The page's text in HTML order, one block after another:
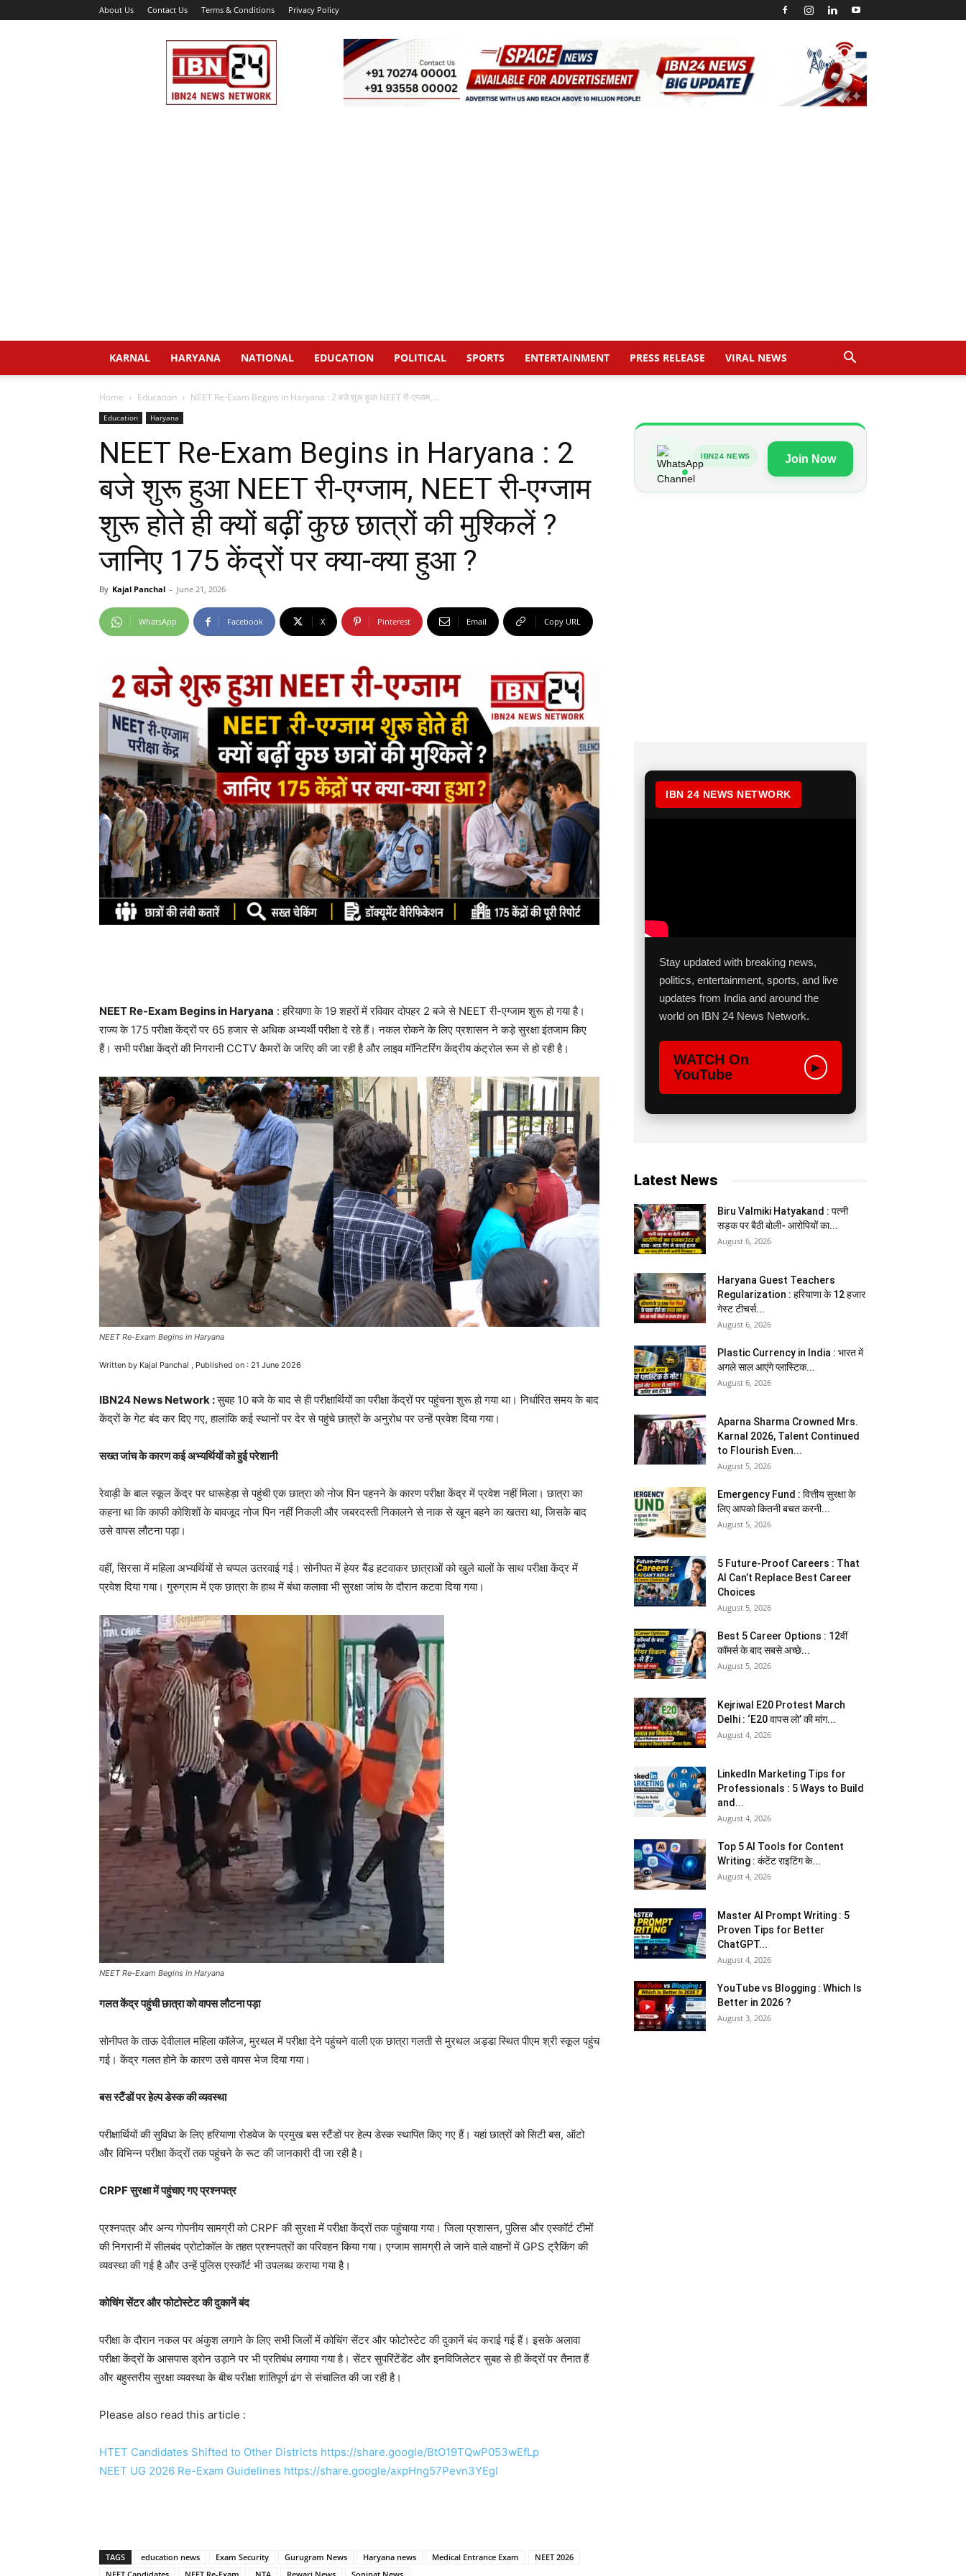
About Us Contact Us Terms & Conditions Privacy Policy
IBN
24
News
KARNAL HARYANA NATIONAL EDUCATION POLITICAL SPORTS ENTERTAINMENT PRESS RELEASE VIRAL NEWS
Home Education NEET Re-Exam Begins in Haryana : 2 बजे शुरू हुआ NEET री-एग्जाम,...
Education Haryana
NEET Re-Exam Begins in Haryana : 2
बजे शुरू हुआ NEET री-एग्जाम, NEET री-एग्जाम
शुरू होते ही क्यों बढ़ीं कुछ छात्रों की मुश्किलें ?
जानिए 175 केंद्रों पर क्या-क्या हुआ ?
By Kajal Panchal - June 21, 2026
WhatsApp Facebook X Pinterest Email Copy URL
NEET Re-Exam Begins in Haryana : हरियाणा के 19 शहरों में रविवार दोपहर 2 बजे से NEET री-एग्जाम शुरू हो गया है।
राज्य के 175 परीक्षा केंद्रों पर 65 हजार से अधिक अभ्यर्थी परीक्षा दे रहे हैं। नकल रोकने के लिए प्रशासन ने कड़े सुरक्षा इंतजाम किए
हैं। सभी परीक्षा केंद्रों की निगरानी CCTV कैमरों के जरिए की जा रही है और लाइव मॉनिटरिंग केंद्रीय कंट्रोल रूम से हो रही है।
NEET Re-Exam Begins in Haryana
Written by Kajal Panchal , Published on : 21 June 2026
IBN24 News Network :सुबह 10 बजे के बाद से ही परीक्षार्थियों का परीक्षा केंद्रों पर पहुंचना शुरू हो गया था। निर्धारित समय के बाद
केंद्रों के गेट बंद कर दिए गए, हालांकि कई स्थानों पर देर से पहुंचे छात्रों के अनुरोध पर उन्हें प्रवेश दिया गया।
सख्त जांच के कारण कई अभ्यर्थियों को हुई परेशानी
रेवाड़ी के बाल स्कूल केंद्र पर धारूहेड़ा से पहुंची एक छात्रा को नोज पिन पहनने के कारण परीक्षा केंद्र में प्रवेश नहीं मिला। छात्रा का
कहना था कि काफी कोशिशों के बावजूद नोज पिन नहीं निकली और जबरदस्ती निकालने से नाक से खून बहने का खतरा था, जिसके बाद
उसे वापस लौटना पड़ा।
वहीं, सिरसा में महिला अभ्यर्थियों से चप्पल उतरवाई गई। सोनीपत में हेयर बैंड हटवाकर छात्राओं को खुले बालों के साथ परीक्षा केंद्र में
प्रवेश दिया गया। गुरुग्राम में एक छात्रा के हाथ में बंधा कलावा भी सुरक्षा जांच के दौरान कटवा दिया गया।
NEET Re-Exam Begins in Haryana
गलत केंद्र पहुंची छात्रा को वापस लौटना पड़ा
सोनीपत के ताऊ देवीलाल महिला कॉलेज, मुरथल में परीक्षा देने पहुंचने वाली एक छात्रा गलती से मुरथल अड्डा स्थित पीएम श्री स्कूल पहुंच
गई। केंद्र गलत होने के कारण उसे वापस भेज दिया गया।
बस स्टैंडों पर हेल्प डेस्क की व्यवस्था
परीक्षार्थियों की सुविधा के लिए हरियाणा रोडवेज के प्रमुख बस स्टैंडों पर हेल्प डेस्क स्थापित किए गए हैं। यहां छात्रों को सिटी बस, ऑटो
और विभिन्न परीक्षा केंद्रों तक पहुंचने के रूट की जानकारी दी जा रही है।
CRPF सुरक्षा में पहुंचाए गए प्रश्नपत्र
प्रश्नपत्र और अन्य गोपनीय सामग्री को CRPF की सुरक्षा में परीक्षा केंद्रों तक पहुंचाया गया। जिला प्रशासन, पुलिस और एस्कॉर्ट टीमों
की निगरानी में सीलबंद प्रोटोकॉल के तहत प्रश्नपत्रों का परिवहन किया गया। एग्जाम सामग्री ले जाने वाले वाहनों में GPS ट्रैकिंग की
व्यवस्था की गई है और उन्हें पुलिस एस्कॉर्ट भी उपलब्ध कराया गया है।
कोचिंग सेंटर और फोटोस्टेट की दुकानें बंद
परीक्षा के दौरान नकल पर अंकुश लगाने के लिए सभी जिलों में कोचिंग सेंटर और फोटोस्टेट की दुकानें बंद कराई गई हैं। इसके अलावा
परीक्षा केंद्रों के आसपास ड्रोन उड़ाने पर भी प्रतिबंध लगाया गया है। सेंटर सुपरिंटेंडेंट और इनविजिलेटर सुबह से ही केंद्रों पर तैनात हैं
और बहुस्तरीय सुरक्षा व्यवस्था के बीच परीक्षा शांतिपूर्ण ढंग से संचालित की जा रही है।
Please also read this article :
HTET Candidates Shifted to Other Districts https://share.google/BtO19TQwP053wEfLp
NEET UG 2026 Re-Exam Guidelines https://share.google/axpHng57Pevn3YEgI
TAGS education news Exam Security Gurugram News Haryana news Medical Entrance Exam
NEET 2026
IBN24 NEWS Join Now
IBN 24 NEWS NETWORK
Stay updated with breaking news,
politics, entertainment, sports, and live
updates from India and around the
world on IBN 24 News Network.
WATCH On
YouTube
▶
Latest News
Biru Valmiki Hatyakand : पत्नी
सड़क पर बैठी बोली- आरोपियों का...
August 6, 2026
Haryana Guest Teachers
Regularization : हरियाणा के 12 हजार
गेस्ट टीचर्स...
August 6, 2026
Plastic Currency in India : भारत में
अगले साल आएंगे प्लास्टिक...
August 6, 2026
Aparna Sharma Crowned Mrs.
Karnal 2026, Talent Continued
to Flourish Even...
August 5, 2026
Emergency Fund : वित्तीय सुरक्षा के
लिए आपको कितनी बचत करनी...
August 5, 2026
5 Future-Proof Careers : That
AI Can’t Replace Best Career
Choices
August 5, 2026
Best 5 Career Options : 12वीं
कॉमर्स के बाद सबसे अच्छे...
August 5, 2026
Kejriwal E20 Protest March
Delhi : ‘E20 वापस लो’ की मांग...
August 4, 2026
LinkedIn Marketing Tips for
Professionals : 5 Ways to Build
and...
August 4, 2026
Top 5 AI Tools for Content
Writing : कंटेंट राइटिंग के...
August 4, 2026
Master AI Prompt Writing : 5
Proven Tips for Better
ChatGPT...
August 4, 2026
YouTube vs Blogging : Which Is
Better in 2026 ?
August 3, 2026